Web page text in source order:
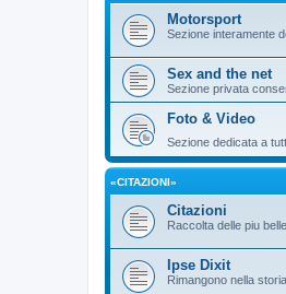
Motorsport
Sezione interamente
Sex and the net
Sezione privata
Foto & Video
Sezione dedicata a
«CITAZIONI»
Citazioni
Raccolta delle piu
Ipse Dixit
Rimangono nella